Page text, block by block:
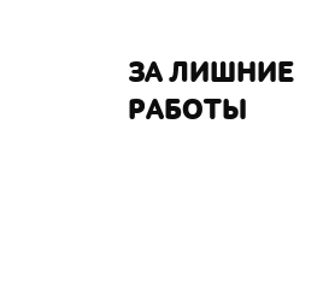
ЗА ЛИШНИЕ
РАБОТЫ